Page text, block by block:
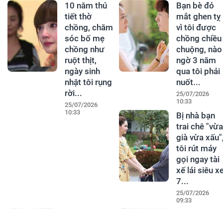
10 năm thủ
tiết thờ
chồng, chăm
sóc bố mẹ
chồng như
ruột thịt,
ngày sinh
nhật tôi rụng
rời...
25/07/2026
10:33
Bạn bè đỏ
mắt ghen tỵ
vì tôi được
chồng chiều
chuộng, nào
ngờ 3 năm
qua tôi phải
nuốt...
25/07/2026
10:33
Bị nhà bạn
trai chê "vừa
già vừa
tôi rút máy
gọi ngay tài
xế lái siêu
7...
25/07/2026
09:33